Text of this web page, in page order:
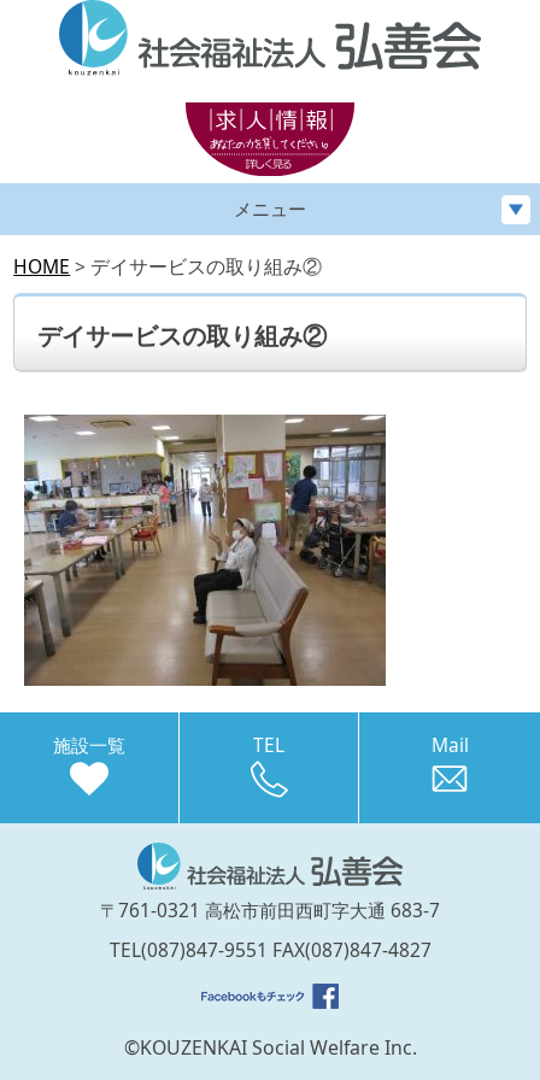
メニュー
HOME > デイサービスの取り組み②
デイサービスの取り組み②
施設一覧 TEL Mail
〒761-0321 高松市前田西町字大通 683-7
TEL(087)847-9551 FAX(087)847-4827
©KOUZENKAI Social Welfare Inc.